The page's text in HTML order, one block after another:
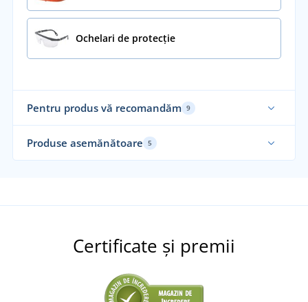
Ochelari de protecție
Pentru produs vă recomandăm 9
Produse asemănătoare 5
Certificate și premii